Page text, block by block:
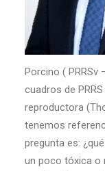
Porcino ( PRRSv
cuadros de
reproductora
tenemos
pregunta es:
un poco tóxica o